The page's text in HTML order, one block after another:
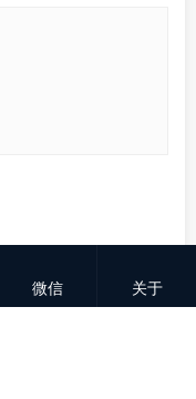
微信 关于